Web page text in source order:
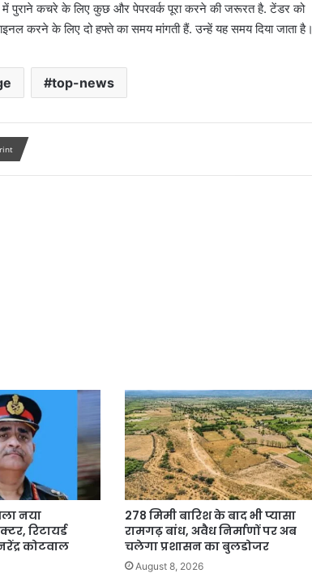
पुराने कचरे के लिए कुछ और पेपरवर्क पूरा करने की जरूरत है. टेंडर को
करने के लिए दो हफ्ते का समय मांगती हैं. उन्हें यह समय दिया जाता है।
top-news
नया
रिटायर्ड
कोटवाल
278 मिमी बारिश के बाद भी प्यासा
रामगढ़ बांध, अवैध निर्माणों पर अब
चलेगा प्रशासन का बुलडोजर
August 8, 2026